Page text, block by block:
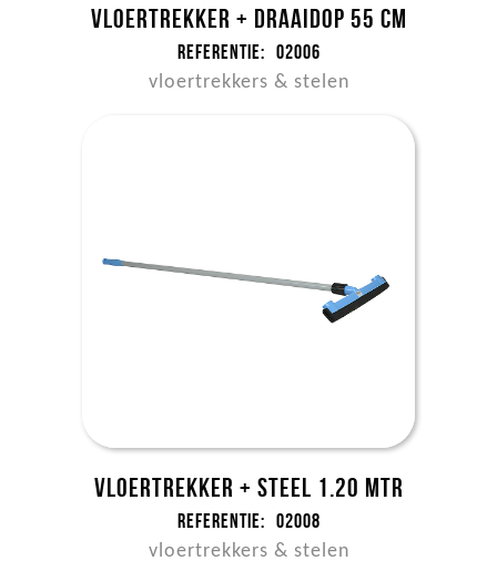
Vloertrekker + draaidop 55 cm
Referentie: 02006
vloertrekkers & stelen
Vloertrekker + steel 1.20 mtr
Referentie: 02008
vloertrekkers & stelen